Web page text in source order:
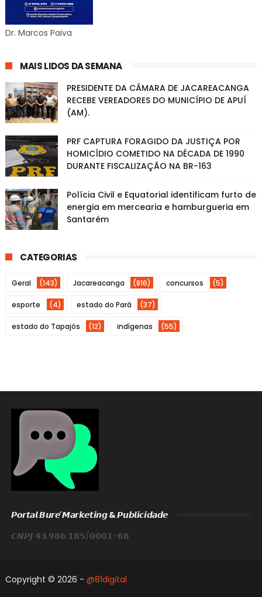
Dr. Marcos Paiva
MAIS LIDOS DA SEMANA
PRESIDENTE DA CÂMARA DE JACAREACANGA
RECEBE VEREADORES DO MUNICÍPIO DE APUÍ
(AM).
PRF CAPTURA FORAGIDO DA JUSTIÇA POR
HOMICÍDIO COMETIDO NA DÉCADA DE 1990
DURANTE FISCALIZAÇÃO NA BR-163
Polícia Civil e Equatorial identificam furto de
energia em mercearia e hamburgueria em
Santarém
CATEGORIAS
Geral (143) Jacareacanga (816) concursos (5)
esporte (4) estado do Pará (37)
estado do Tapajós (12) indígenas (55)
𝙋𝙤𝙧𝙩𝙖𝙡 𝘽𝙪𝙧𝙚́ 𝙈𝙖𝙧𝙠𝙚𝙩𝙞𝙣𝙜 & 𝙋𝙪𝙗𝙡𝙞𝙘𝙞𝙙𝙖𝙙𝙚
𝘾𝙉𝙋𝙅 𝟰𝟯.𝟵𝟴𝟲.𝟭𝟴𝟱/𝟬𝟬𝟬𝟭-𝟲𝟴
Copyright © 2026 - @81digital